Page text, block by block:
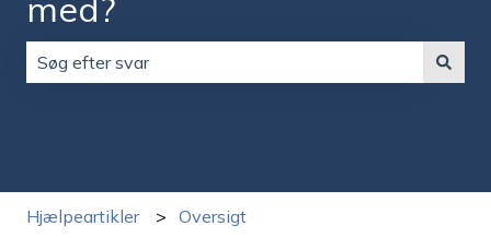
Hjælpeartikler Oversigt